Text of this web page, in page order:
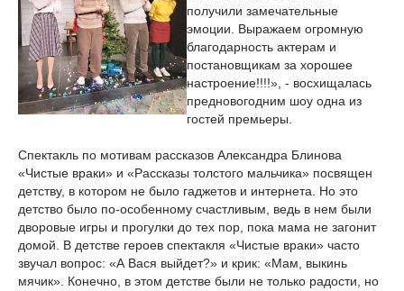
получили замечательные
эмоции. Выражаем огромную
благодарность актерам и
постановщикам за хорошее
настроение!!!!», - восхищалась
предновогодним шоу одна из
гостей премьеры.
Спектакль по мотивам рассказов Александра Блинова
«Чистые враки» и «Рассказы толстого мальчика» посвящен
детству, в котором не было гаджетов и интернета. Но это
детство было по-особенному счастливым, ведь в нем были
дворовые игры и прогулки до тех пор, пока мама не загонит
домой. В детстве героев спектакля «Чистые враки» часто
звучал вопрос: «А Вася выйдет?» и крик: «Мам, выкинь
мячик». Конечно, в этом детстве были не только радости, но